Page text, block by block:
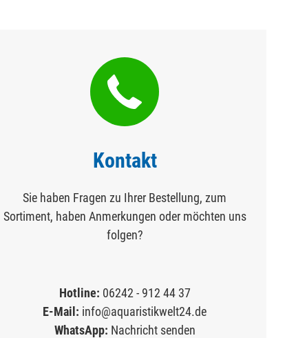
Kontakt
Sie haben Fragen zu Ihrer Bestellung, zum
Sortiment, haben Anmerkungen oder möchten uns
folgen?
Hotline: 06242 - 912 44 37
E-Mail: info@aquaristikwelt24.de
WhatsApp: Nachricht senden